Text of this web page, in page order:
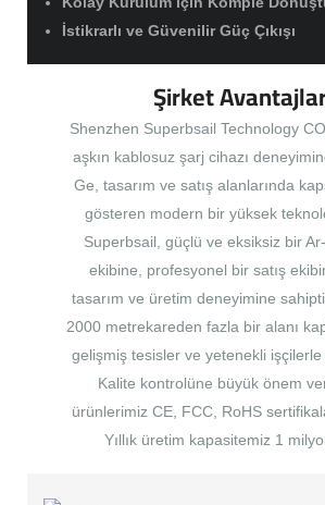
İstikrarlı ve Güvenilir Güç Çıkışı
Şirket
Shenzhen Superbsail Technology
aşkın kablosuz şarj cihazı
Ge, tasarım ve satış alanlarında
gösteren modern bir yüksek
Superbsail, güçlü ve eksiksiz bir
ekibine, profesyonel bir satış
tasarım ve üretim deneyimine
2000 metrekareden fazla bir alanı
gelişmiş tesisler ve yetenekli işçilerle
Kalite kontrolüne büyük önem
ürünlerimiz CE, FCC, RoHS
Yıllık üretim kapasitemiz 1